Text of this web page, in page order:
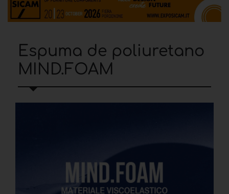
Espuma de poliuretano
MIND.FOAM